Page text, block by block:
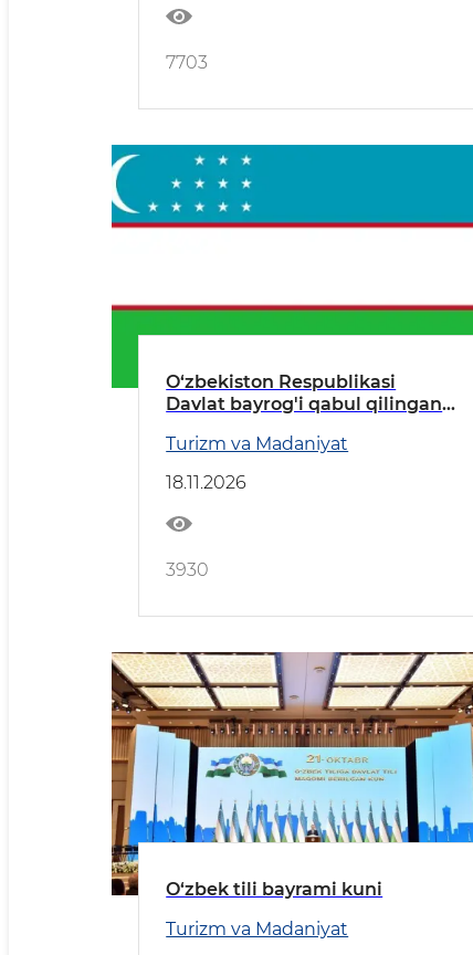
7703
O‘zbekiston Respublikasi
Davlat bаyrog'i qabul qilingan
Turizm va Madaniyat
18.11.2026
3930
O‘zbek tili bayrami kuni
Turizm va Madaniyat